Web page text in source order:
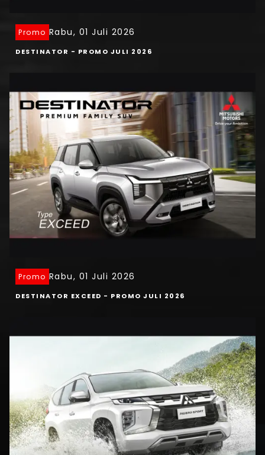
Promo Rabu, 01 Juli 2026
DESTINATOR - PROMO JULI 2026
Promo Rabu, 01 Juli 2026
DESTINATOR EXCEED - PROMO JULI 2026